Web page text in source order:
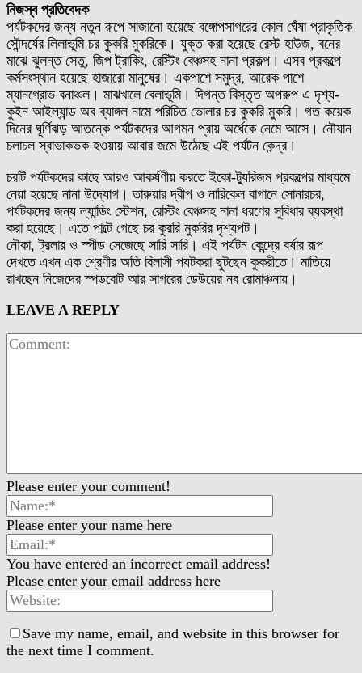
নিজস্ব প্রতিবেদক
পর্যটকদের জন্য নতুন রূপে সাজানো হয়েছে বঙ্গোপসাগরের কোল ঘেঁষা প্রাকৃতিক
সৌন্দর্যের লিলাভূমি চর কুকরি মুকরিকে। যুক্ত করা হয়েছে রেস্ট হাউজ, বনের
মাঝে ঝুলন্ত সেতু, জিপ ট্রাকিং, রেস্টিং বেঞ্চসহ নানা প্রকল্প। এসব প্রকল্পে
কর্মসংস্থান হয়েছে হাজারো মানুষের। একপাশে সমুদ্র, আরেক পাশে
ম্যানগ্রোভ বনাঞ্চল। মাঝখালে বেলাভূমি। দিগন্ত বিস্তৃত অপরুপ এ দৃশ্য-
কুইন আইল্যান্ড অব ব্যাঙ্গল নামে পরিচিত ভোলার চর কুকরি মুকরি। গত কয়েক
দিনের ঘূর্ণিঝড় আতন্কে পর্যটকদের আগমন প্রায় অর্ধেকে নেমে আসে। নৌযান
চলাচল স্বাভাকভক হওয়ায় আবার জমে উঠেছে এই পর্যটন কেন্দ্র।
চরটি পর্যটকদের কাছে আরও আকর্ষণীয় করতে ইকো-ট্যুরিজম প্রকল্পের মাধ্যমে
নেয়া হয়েছে নানা উদ্যোগ। তারুয়ার দ্বীপ ও নারিকেল বাগানে সোনারচর,
পর্যটকদের জন্য ল্যান্ডিং স্টেশন, রেস্টিং বেঞ্চসহ নানা ধরণের সুবিধার ব্যবস্থা
করা হয়েছে। এতে পাল্টে গেছে চর কুররি মুকরির দৃশ্যপট।
নৌকা, ট্রলার ও স্পীড সেজেছে সারি সারি। এই পর্যটন কেন্দ্রে বর্ষার রূপ
দেখতে এখন এক শ্রেণীর অতি বিলাসী পযটকরা ছুটছেন কুকরীতে। মাতিয়ে
রাখছেন নিজেদের স্পডবোট আর সাগরের ডেউয়ের নব রোমাঞ্চনায়।
LEAVE A REPLY
Please enter your comment!
Please enter your name here
You have entered an incorrect email address!
Please enter your email address here
Save my name, email, and website in this browser for
the next time I comment.